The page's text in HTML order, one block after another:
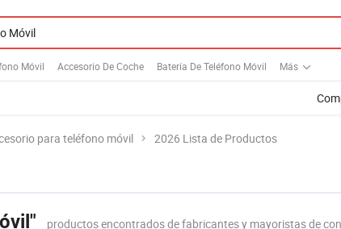
Móvil Accesorio De Coche Batería De Teléfono Móvil Más
para teléfono móvil 2026 Lista de Productos
productos encontrados de fabricantes y mayoristas de